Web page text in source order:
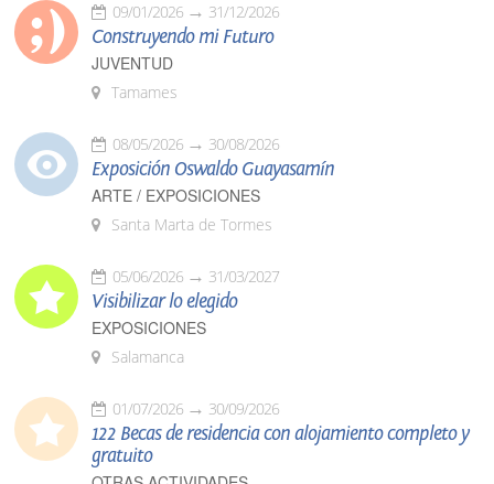
09/01/2026 31/12/2026
Construyendo mi Futuro
JUVENTUD
Tamames
08/05/2026 30/08/2026
Exposición Oswaldo Guayasamín
ARTE / EXPOSICIONES
Santa Marta de Tormes
05/06/2026 31/03/2027
Visibilizar lo elegido
EXPOSICIONES
Salamanca
01/07/2026 30/09/2026
122 Becas de residencia con alojamiento completo y
gratuito